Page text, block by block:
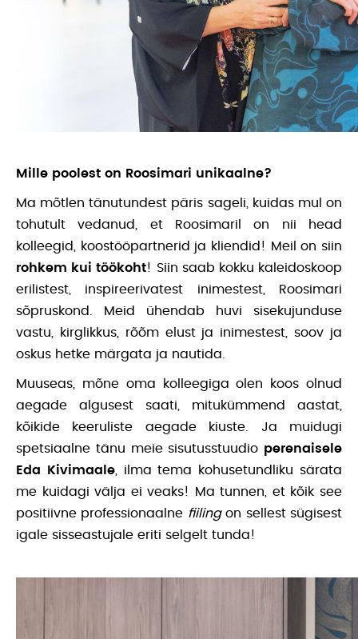
Mille poolest on Roosimari unikaalne?
Ma mõtlen tänutundest päris sageli, kuidas mul on
tohutult vedanud, et Roosimaril on nii head
kolleegid, koostööpartnerid ja kliendid! Meil on siin
rohkem kui töökoht! Siin saab kokku kaleidoskoop
erilistest, inspireerivatest inimestest, Roosimari
sõpruskond. Meid ühendab huvi sisekujunduse
vastu, kirglikkus, rõõm elust ja inimestest, soov ja
oskus hetke märgata ja nautida.
Muuseas, mõne oma kolleegiga olen koos olnud
aegade algusest saati, mitukümmend aastat,
kõikide keeruliste aegade kiuste. Ja muidugi
spetsiaalne tänu meie sisutusstuudio perenaisele
Eda Kivimaale, ilma tema kohusetundliku särata
me kuidagi välja ei veaks! Ma tunnen, et kõik see
positiivne professionaalne fiilingon sellest sügisest
igale sisseastujale eriti selgelt tunda!